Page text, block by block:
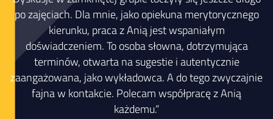
po zajęciach. Dla mnie, jako opiekuna merytorycznego
kierunku, praca z Anią jest wspaniałym
doświadczeniem. To osoba słowna, dotrzymująca
terminów, otwarta na sugestie i autentycznie
zaangażowana, jako wykładowca. A do tego zwyczajnie
fajna w kontakcie. Polecam współpracę z Anią
każdemu.“